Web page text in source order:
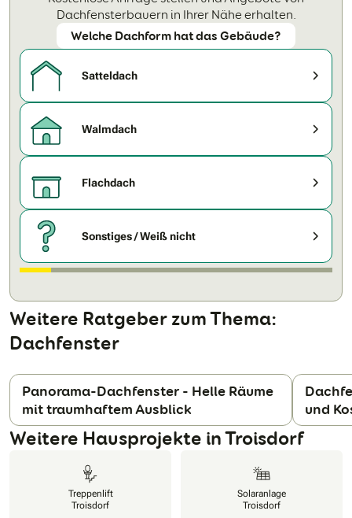
Dachfensterbauern in Ihrer Nähe erhalten.
Welche Dachform hat das Gebäude?
Satteldach
Walmdach
Flachdach
Sonstiges / Weiß nicht
Weitere Ratgeber zum Thema:
Dachfenster
Panorama-Dachfenster - Helle Räume
mit traumhaftem Ausblick
und
Weitere Hausprojekte in Troisdorf
Treppenlift
Troisdorf
Solaranlage
Troisdorf